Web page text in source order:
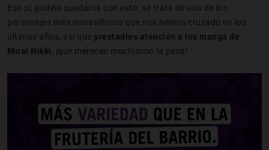
Eso sí, podéis quedaros con esto: se trata de uno de los
personajes más maravillosos que nos hemos cruzado en los
últimos años, así que prestadles atención a los manga de
Mirai Nikki, ¡que merecen muchísimo la pena!